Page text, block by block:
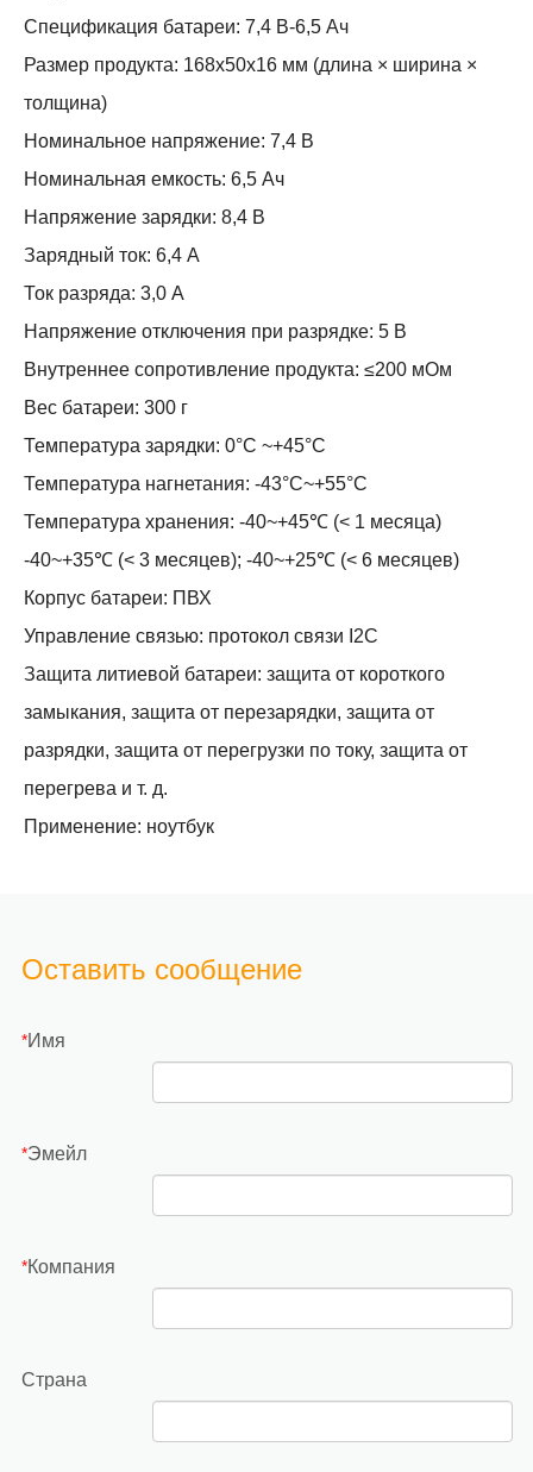
Спецификация батареи: 7,4 В-6,5 Ач
Размер продукта: 168x50x16 мм (длина × ширина ×
толщина)
Номинальное напряжение: 7,4 В
Номинальная емкость: 6,5 Ач
Напряжение зарядки: 8,4 В
Зарядный ток: 6,4 А
Ток разряда: 3,0 А
Напряжение отключения при разрядке: 5 В
Внутреннее сопротивление продукта: ≤200 мОм
Вес батареи: 300 г
Температура зарядки: 0°C ~+45°C
Температура нагнетания: -43°C~+55°C
Температура хранения: -40~+45℃ (< 1 месяца)
-40~+35℃ (< 3 месяцев); -40~+25℃ (< 6 месяцев)
Корпус батареи: ПВХ
Управление связью: протокол связи I2C
Защита литиевой батареи: защита от короткого
замыкания, защита от перезарядки, защита от
разрядки, защита от перегрузки по току, защита от
перегрева и т. д.
Применение: ноутбук
Оставить сообщение
*Имя
*Эмейл
*Компания
Страна